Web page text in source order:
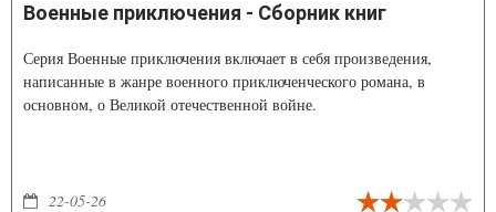
Военные приключения - Сборник книг
Серия Военные приключения включает в себя произведения,
написанные в жанре военного приключенческого романа, в
основном, о Великой отечественной войне.
22-05-26